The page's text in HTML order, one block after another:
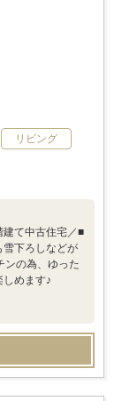
リビング
建て中古住宅／■
雪下ろしなどが
ンの為、ゆった
しめます♪